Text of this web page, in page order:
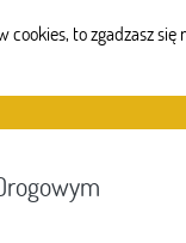
to zgadzasz się